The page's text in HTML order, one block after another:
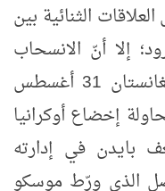
الثنائية بين
إلا أنّ الانسحاب
الذليل للولايات المتحدة من أفغانستان 31 أغسطس
إخضاع أوكرانيا
بايدن في إدارته
الذي ورّط موسكو